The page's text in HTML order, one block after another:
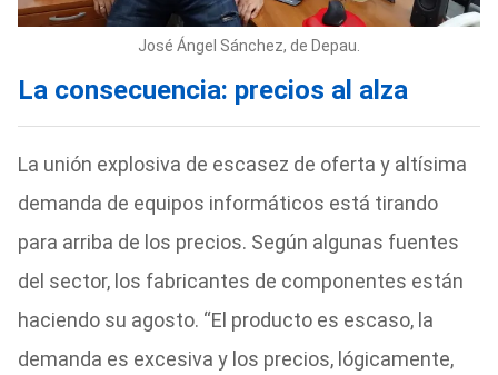
José Ángel Sánchez, de Depau.
La consecuencia: precios al alza
La unión explosiva de escasez de oferta y altísima
demanda de equipos informáticos está tirando
para arriba de los precios. Según algunas fuentes
del sector, los fabricantes de componentes están
haciendo su agosto. “El producto es escaso, la
demanda es excesiva y los precios, lógicamente,